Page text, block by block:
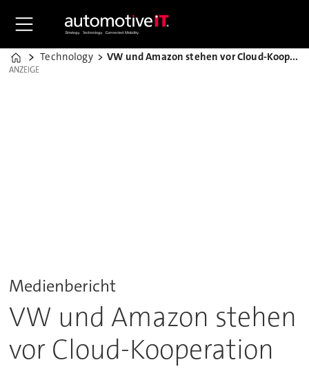
Home
Technology VW und Amazon stehen vor Cloud-Kooperation
ANZEIGE
ANZEIGE
Medienbericht
VW und Amazon stehen
vor Cloud-Kooperation